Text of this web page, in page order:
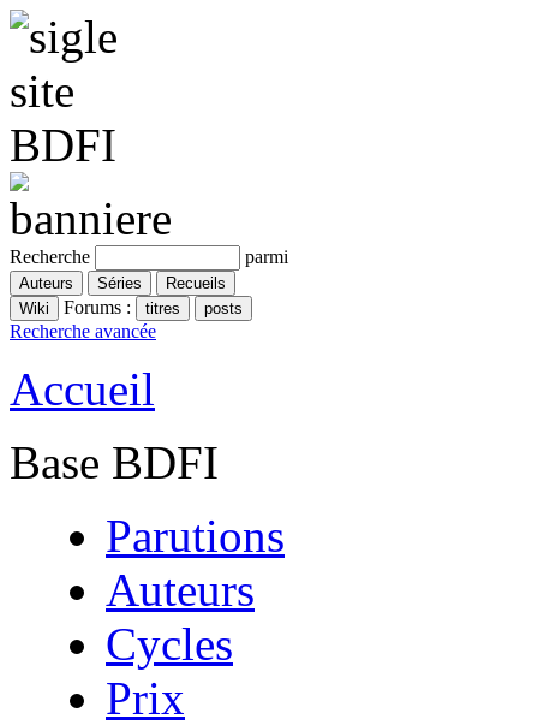
Recherche parmi
Forums :
Recherche avancée
Accueil
Base BDFI
Parutions
Auteurs
Cycles
Prix